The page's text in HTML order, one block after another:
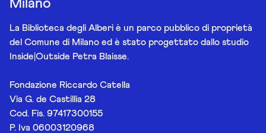
Milano
La Biblioteca degli Alberi è un parco pubblico di proprietà
del Comune di Milano ed è stato progettato dallo studio
Inside|Outside Petra Blaisse.
Fondazione Riccardo Catella
Via G. de Castillia 28
Cod. Fis. 97417300155
P. Iva 06003120968